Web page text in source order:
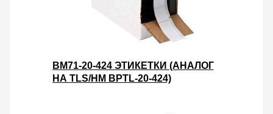
BM71-20-424 ЭТИКЕТКИ (АНАЛОГ
НА TLS/HM BPTL-20-424)